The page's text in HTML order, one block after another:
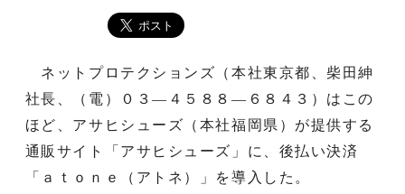
ネットプロテクションズ（本社東京都、柴田紳
社長、（電）０３―４５８８―６８４３）はこの
ほど、アサヒシューズ（本社福岡県）が提供する
通販サイト「アサヒシューズ」に、後払い決済
「ａｔｏｎｅ（アトネ）」を導入した。